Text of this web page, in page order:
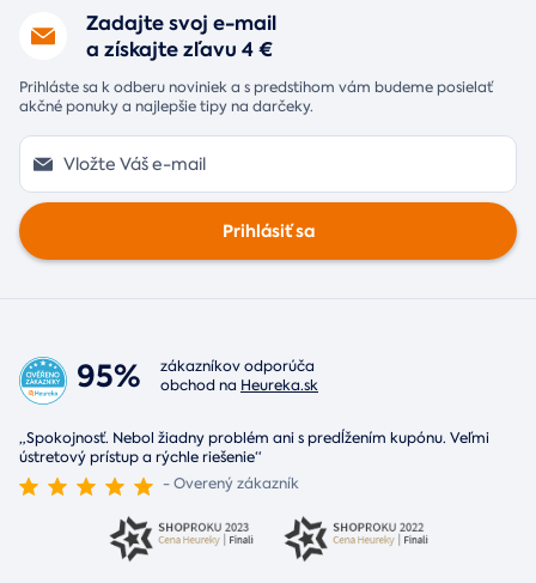
Zadajte svoj e-mail
a získajte zľavu 4 €
Prihláste sa k odberu noviniek a s predstihom vám budeme posielať
akčné ponuky a najlepšie tipy na darčeky.
Prihlásiť sa
95%
zákazníkov odporúča
obchod na Heureka.sk
„Spokojnosť. Nebol žiadny problém ani s predĺžením kupónu. Veľmi
ústretový prístup a rýchle riešenie“
- Overený zákazník